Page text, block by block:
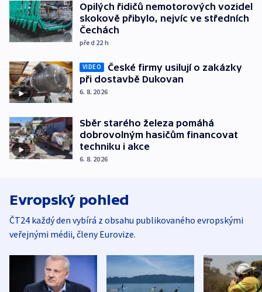
Opilých řidičů nemotorových vozidel
skokově přibylo, nejvíc ve středních
Čechách
před 22 h
VIDEO
České firmy usilují o zakázky
při dostavbě Dukovan
6. 8. 2026
Sběr starého železa pomáhá
dobrovolným hasičům financovat
techniku i akce
6. 8. 2026
Evropský pohled
ČT24 každý den vybírá z obsahu publikovaného evropskými
veřejnými médii, členy Eurovize.